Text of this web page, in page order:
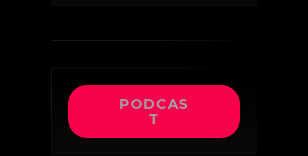
PODCAS
T